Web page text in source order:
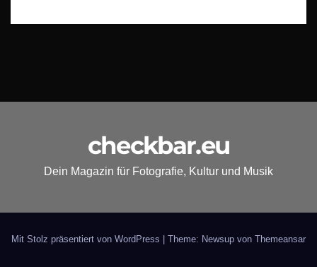
checkbar.eu
Dein Magazin für Fotografie, Kultur und Musik
Mit Stolz präsentiert von WordPress | Theme: Newsup von Themeansar